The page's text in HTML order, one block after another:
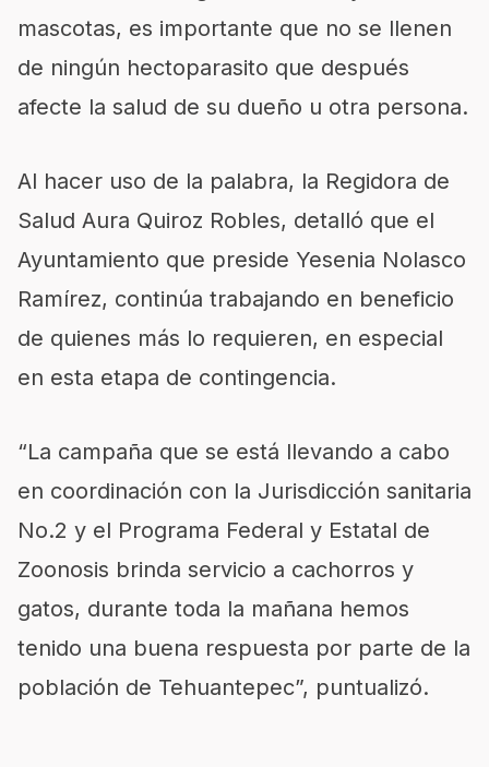
mascotas, es importante que no se llenen
de ningún hectoparasito que después
afecte la salud de su dueño u otra persona.
Al hacer uso de la palabra, la Regidora de
Salud Aura Quiroz Robles, detalló que el
Ayuntamiento que preside Yesenia Nolasco
Ramírez, continúa trabajando en beneficio
de quienes más lo requieren, en especial
en esta etapa de contingencia.
“La campaña que se está llevando a cabo
en coordinación con la Jurisdicción sanitaria
No.2 y el Programa Federal y Estatal de
Zoonosis brinda servicio a cachorros y
gatos, durante toda la mañana hemos
tenido una buena respuesta por parte de la
población de Tehuantepec”, puntualizó.